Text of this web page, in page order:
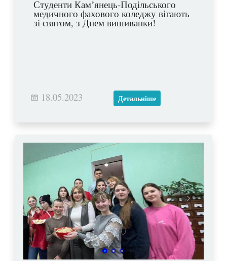
Студенти Камʼянець-Подільського
медичного фахового коледжу вітають
зі святом, з Днем вишиванки!
18.05.2023 Детальніше